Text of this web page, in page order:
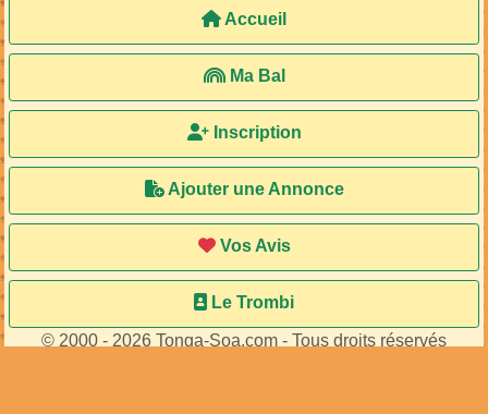
Accueil
Ma Bal
Inscription
Ajouter une Annonce
Vos Avis
Le Trombi
© 2000 - 2026 Tonga-Soa.com - Tous droits réservés